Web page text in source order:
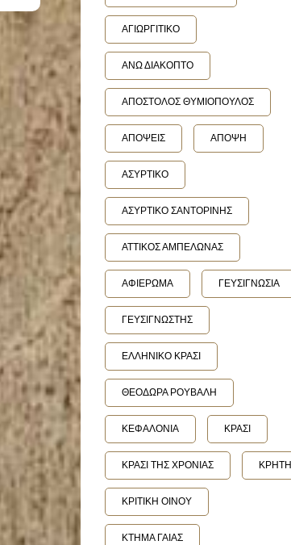
ΑΓΙΩΡΓΙΤΙΚΟ
ΑΝΩ ΔΙΑΚΟΠΤΟ
ΑΠΟΣΤΟΛΟΣ ΘΥΜΙΟΠΟΥΛΟΣ
ΑΠΟΨΕΙΣ ΑΠΟΨΗ
ΑΣΥΡΤΙΚΟ
ΑΣΥΡΤΙΚΟ ΣΑΝΤΟΡΙΝΗΣ
ΑΤΤΙΚΟΣ ΑΜΠΕΛΩΝΑΣ
ΑΦΙΕΡΩΜΑ ΓΕΥΣΙΓΝΩΣΙΑ
ΓΕΥΣΙΓΝΩΣΤΗΣ
ΕΛΛΗΝΙΚΟ ΚΡΑΣΙ
ΘΕΟΔΩΡΑ ΡΟΥΒΑΛΗ
ΚΕΦΑΛΟΝΙΑ ΚΡΑΣΙ
ΚΡΑΣΙ ΤΗΣ ΧΡΟΝΙΑΣ ΚΡΗΤΗ
ΚΡΙΤΙΚΗ ΟΙΝΟΥ
ΚΤΗΜΑ ΓΑΙΑΣ